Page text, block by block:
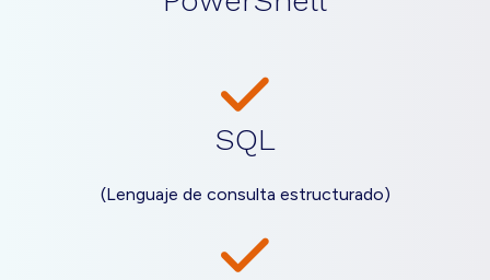
SQL
(Lenguaje de consulta estructurado)